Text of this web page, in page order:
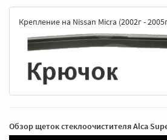
Крепление на Nissan Micra (2002г -
Обзор щеток стеклоочистителя Alca